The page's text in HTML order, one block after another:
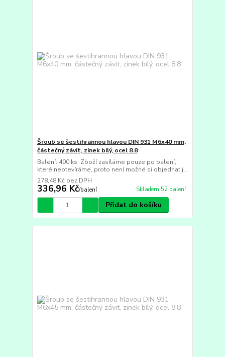
Šroub se šestihrannou hlavou DIN 931 M6x40 mm,
částečný závit, zinek bílý, ocel 8.8
Balení: 400 ks. Zboží zasíláme pouze po balení,
které neotevíráme, proto není možné si objednat j...
336,96 Kč/balení
278,48 Kč bez DPH
Skladem 52 balení
Přidat do košíku